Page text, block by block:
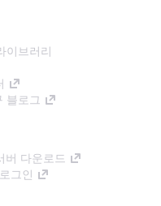
이브러리
블로그
버 다운로드
그인